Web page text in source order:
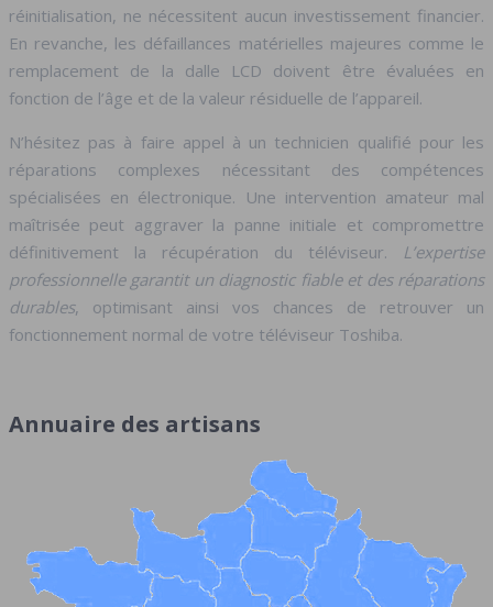
réinitialisation, ne nécessitent aucun investissement financier.
En revanche, les défaillances matérielles majeures comme le
remplacement de la dalle LCD doivent être évaluées en
fonction de l’âge et de la valeur résiduelle de l’appareil.
N’hésitez pas à faire appel à un technicien qualifié pour les
réparations complexes nécessitant des compétences
spécialisées en électronique. Une intervention amateur mal
maîtrisée peut aggraver la panne initiale et compromettre
définitivement la récupération du téléviseur. L’expertise
professionnelle garantit un diagnostic fiable et des réparations
durables, optimisant ainsi vos chances de retrouver un
fonctionnement normal de votre téléviseur Toshiba.
Annuaire des artisans